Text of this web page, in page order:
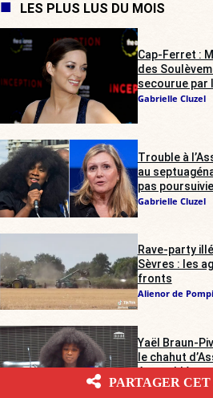
LES PLUS LUS DU MOIS
Cap-Ferret :
des
secourue par
Gabrielle Cluzel
Trouble à
au
pas poursuivie
Gabrielle Cluzel
Rave-party
Sèvres : les
fronts
Alienor de
Yaël Braun-
le chahut
Assemblée
Marc Baudriller
PARTAGER